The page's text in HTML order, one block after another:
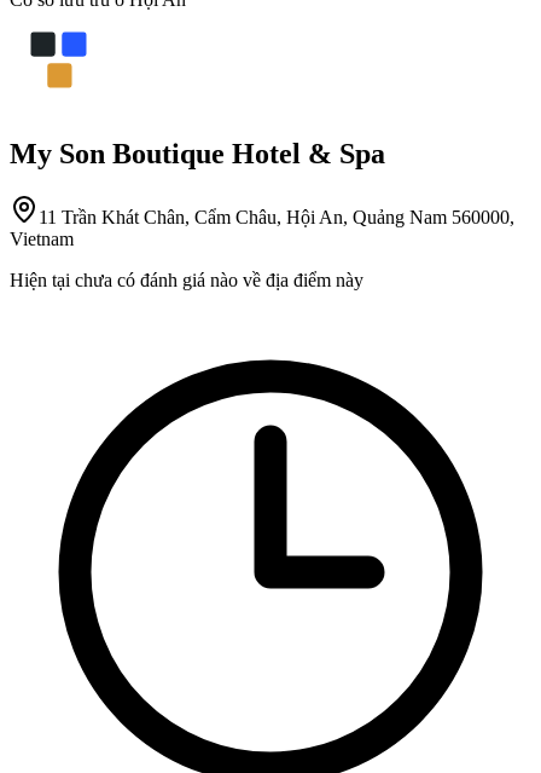
My Son Boutique Hotel & Spa
11 Trần Khát Chân, Cẩm Châu, Hội An, Quảng Nam 560000,
Vietnam
Hiện tại chưa có đánh giá nào về địa điểm này